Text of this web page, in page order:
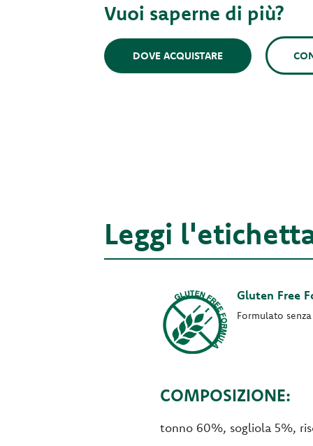
Vuoi saperne di più?
DOVE ACQUISTARE
Leggi
Gluten Free
Formulato
COMPOSIZIONE:
tonno 60%, sogliola 5%,